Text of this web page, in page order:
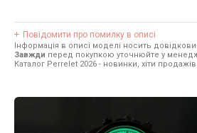
Повідомити про помилку в описі
Інформація в описі моделі носить
Завжди перед покупкою уточнюйте у
Каталог Perrelet 2026 - новинки, хіти